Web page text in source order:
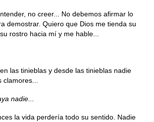
no creer... No debemos afirmar lo
demostrar. Quiero que Dios me tienda su
rostro hacia mí y me hable...
las tinieblas y desde las tinieblas nadie
nadie...
la vida perdería todo su sentido. Nadie